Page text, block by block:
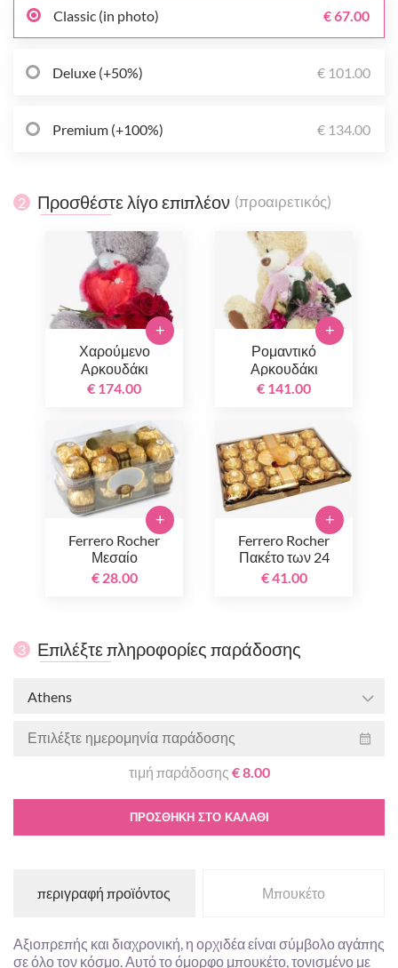
Classic (in photo) € 67.00
Deluxe (+50%) € 101.00
Premium (+100%) € 134.00
2 Προσθέστε λίγο επιπλέον (προαιρετικός)
Χαρούμενο
Αρκουδάκι
€ 174.00
+
Ρομαντικό
Αρκουδάκι
€ 141.00
+
Ferrero Rocher
Μεσαίο
€ 28.00
+
Ferrero Rocher
Πακέτο των 24
€ 41.00
+
3 Επιλέξτε πληροφορίες παράδοσης
Athens
τιμή παράδοσης € 8.00
ΠΡΟΣΘΉΚΗ ΣΤΟ ΚΑΛΆΘΙ
περιγραφή προϊόντος Μπουκέτο
Αξιοπρεπής και διαχρονική, η ορχιδέα είναι σύμβολο αγάπης
σε όλο τον κόσμο. Αυτό το όμορφο μπουκέτο, τονισμένο με